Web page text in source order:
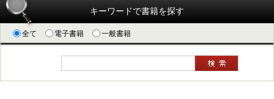
キーワードで書籍を探す
全て 電子書籍 一般書籍